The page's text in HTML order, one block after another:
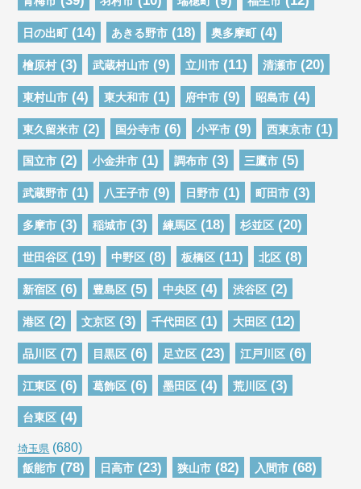
日の出町 (14) あきる野市 (18) 奥多摩町 (4)
檜原村 (3) 武蔵村山市 (9) 立川市 (11) 清瀬市 (20)
東村山市 (4) 東大和市 (1) 府中市 (9) 昭島市 (4)
東久留米市 (2) 国分寺市 (6) 小平市 (9) 西東京市 (1)
国立市 (2) 小金井市 (1) 調布市 (3) 三鷹市 (5)
武蔵野市 (1) 八王子市 (9) 日野市 (1) 町田市 (3)
多摩市 (3) 稲城市 (3) 練馬区 (18) 杉並区 (20)
世田谷区 (19) 中野区 (8) 板橋区 (11) 北区 (8)
新宿区 (6) 豊島区 (5) 中央区 (4) 渋谷区 (2)
港区 (2) 文京区 (3) 千代田区 (1) 大田区 (12)
品川区 (7) 目黒区 (6) 足立区 (23) 江戸川区 (6)
江東区 (6) 葛飾区 (6) 墨田区 (4) 荒川区 (3)
台東区 (4)
埼玉県 (680)
飯能市 (78) 日高市 (23) 狭山市 (82) 入間市 (68)